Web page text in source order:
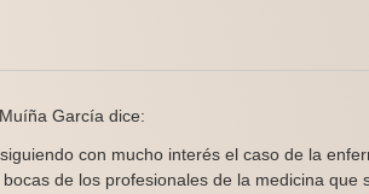
García dice:
con mucho interés el caso de la
de los profesionales de la medicina que